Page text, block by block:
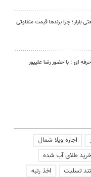
چرا برندها قیمت متفاوتی
ای ؛ با حضور رضا علیپور
اجاره ویلا شمال
خرید طلای آب شده
تسلیت
اخذ رتبه